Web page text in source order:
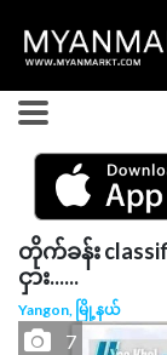
တိုက်ခန်း
ငှား......
Yangon, မြို့နယ်
7